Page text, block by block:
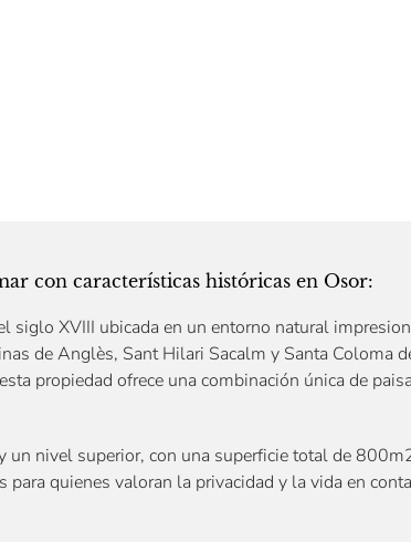
con características históricas en Osor:
siglo XVIII ubicada en un entorno natural
de Anglès, Sant Hilari Sacalm y Santa Coloma
propiedad ofrece una combinación única de
un nivel superior, con una superficie total de
para quienes valoran la privacidad y la vida en